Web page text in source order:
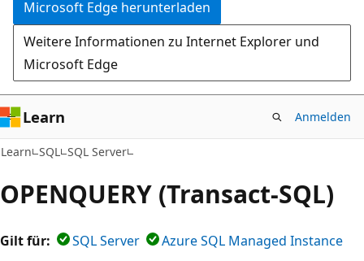
Microsoft Edge herunterladen
Weitere Informationen zu Internet Explorer und
Microsoft Edge
Learn Anmelden
Learn SQL SQL Server
OPENQUERY (Transact-SQL)
Gilt für: SQL Server
Azure SQL Managed Instance